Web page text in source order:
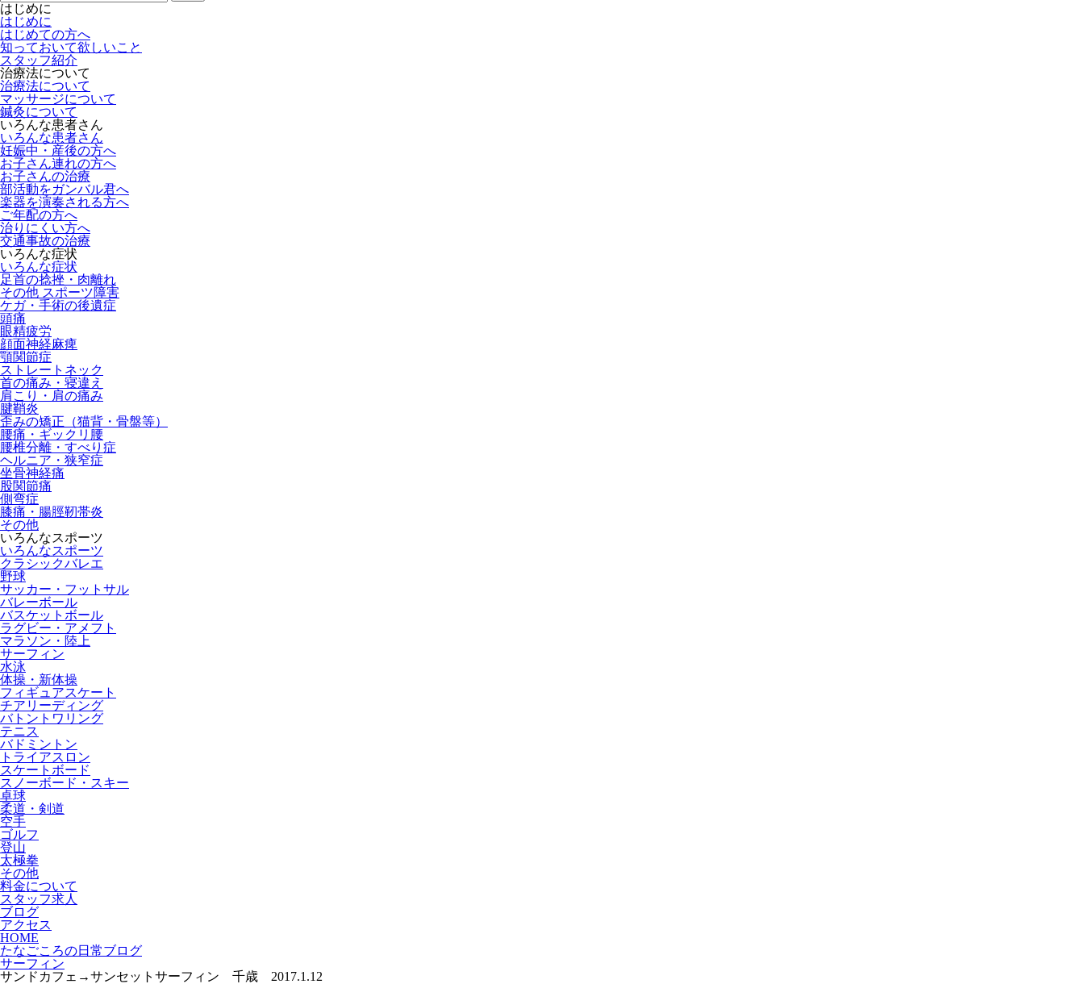
はじめに
はじめに
はじめての方へ
知っておいて欲しいこと
スタッフ紹介
治療法について
治療法について
マッサージについて
鍼灸について
いろんな患者さん
いろんな患者さん
妊娠中・産後の方へ
お子さん連れの方へ
お子さんの治療
部活動をガンバル君へ
楽器を演奏される方へ
ご年配の方へ
治りにくい方へ
交通事故の治療
いろんな症状
いろんな症状
足首の捻挫・肉離れ
その他 スポーツ障害
ケガ・手術の後遺症
頭痛
眼精疲労
顔面神経麻痺
顎関節症
ストレートネック
首の痛み・寝違え
肩こり・肩の痛み
腱鞘炎
歪みの矯正（猫背・骨盤等）
腰痛・ギックリ腰
腰椎分離・すべり症
ヘルニア・狭窄症
坐骨神経痛
股関節痛
側弯症
膝痛・腸脛靭帯炎
その他
いろんなスポーツ
いろんなスポーツ
クラシックバレエ
野球
サッカー・フットサル
バレーボール
バスケットボール
ラグビー・アメフト
マラソン・陸上
サーフィン
水泳
体操・新体操
フィギュアスケート
チアリーディング
バトントワリング
テニス
バドミントン
トライアスロン
スケートボード
スノーボード・スキー
卓球
柔道・剣道
空手
ゴルフ
登山
太極拳
その他
料金について
スタッフ求人
ブログ
アクセス
HOME
たなごころの日常ブログ
サーフィン
サンドカフェ→サンセットサーフィン 千歳 2017.1.12